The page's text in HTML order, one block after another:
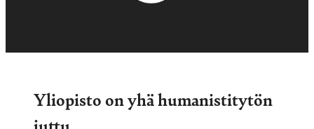
Yliopisto on yhä humanistitytön